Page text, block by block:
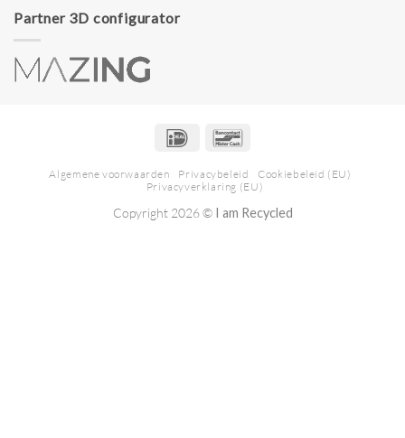
Partner 3D configurator
IDeal
Algemene voorwaarden Privacybeleid
Cookiebeleid (EU)
Privacyverklaring (EU)
Copyright 2026 © I am Recycled